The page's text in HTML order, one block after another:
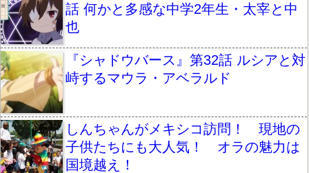
話 何かと多感な中学2年生・太宰と中
也
『シャドウバース』第32話 ルシアと対
峙するマウラ・アベラルド
しんちゃんがメキシコ訪問！ 現地の
子供たちにも大人気！ オラの魅力は
国境越え！